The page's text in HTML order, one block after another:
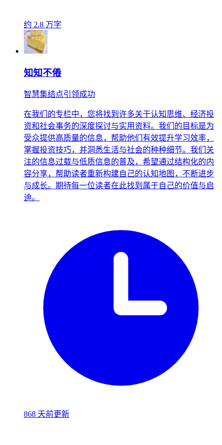
约 2.8 万字
知知不倦
智慧集结点引领成功
在我们的专栏中，您将找到许多关于认知思维、经济投
资和社会事务的深度探讨与实用资料。我们的目标是为
受众提供高质量的信息，帮助他们有效提升学习效率，
掌握投资技巧，并洞悉生活与社会的种种细节。我们关
注的信息过载与低质信息的普及，希望通过结构化的内
容分享，帮助读者重新构建自己的认知地图，不断进步
与成长。期待每一位读者在此找到属于自己的价值与启
迪。
868 天前更新